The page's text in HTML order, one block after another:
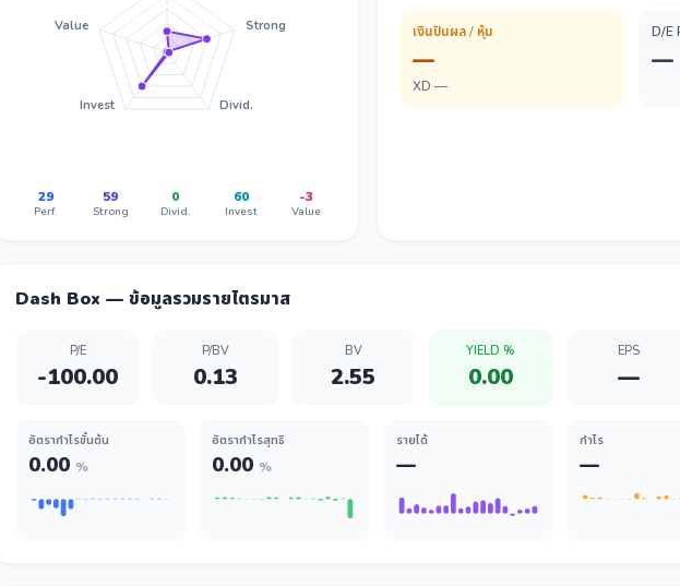
Strong
Divid.
Invest
Value
29
Perf.
59
Strong
0
Divid.
60
Invest
-3
Value
เงินปันผล / หุ้น
—
XD —
D/E
—
Dash Box — ข้อมูลรวมรายไตรมาส
P/E
-100.00
P/BV
0.13
BV
2.55
YIELD %
0.00
EPS
—
อัตรากำไรขั้นต้น
0.00 %
อัตรากำไรสุทธิ
0.00 %
รายได้
—
กำไร
—